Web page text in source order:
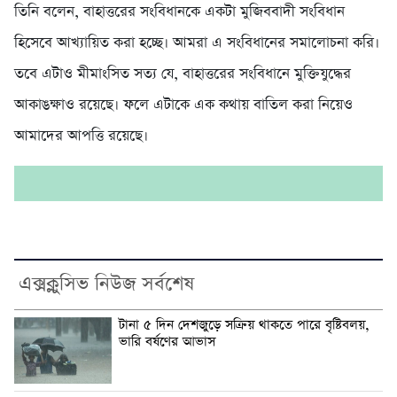
তিনি বলেন, বাহাত্তরের সংবিধানকে একটা মুজিববাদী সংবিধান
হিসেবে আখ্যায়িত করা হচ্ছে। আমরা এ সংবিধানের সমালোচনা করি।
তবে এটাও মীমাংসিত সত্য যে, বাহাত্তরের সংবিধানে মুক্তিযুদ্ধের
আকাঙক্ষাও রয়েছে। ফলে এটাকে এক কথায় বাতিল করা নিয়েও
আমাদের আপত্তি রয়েছে।
এক্সক্লুসিভ নিউজ সর্বশেষ
টানা ৫ দিন দেশজুড়ে সক্রিয় থাকতে পারে বৃষ্টিবলয়,
ভারি বর্ষণের আভাস